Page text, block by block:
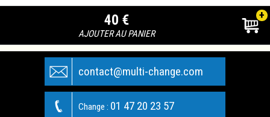
40 €
AJOUTER AU PANIER
+
contact@multi-change.com
Change : 01 47 20 23 57